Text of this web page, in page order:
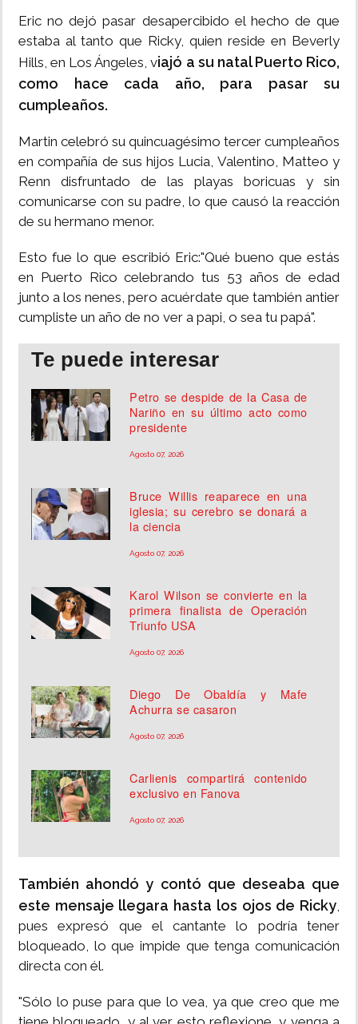
Eric no dejó pasar desapercibido el hecho de que
estaba al tanto que Ricky, quien reside en Beverly
Hills, en Los Ángeles, viajó a su natal Puerto Rico,
como hace cada año, para pasar su
cumpleaños.
Martin celebró su quincuagésimo tercer cumpleaños
en compañía de sus hijos Lucia, Valentino, Matteo y
Renn disfruntado de las playas boricuas y sin
comunicarse con su padre, lo que causó la reacción
de su hermano menor.
Esto fue lo que escribió Eric:"Qué bueno que estás
en Puerto Rico celebrando tus 53 años de edad
junto a los nenes, pero acuérdate que también antier
cumpliste un año de no ver a papi, o sea tu papá".
Te puede interesar
Petro se despide de la Casa de
Nariño en su último acto como
presidente
Agosto 07, 2026
Bruce Willis reaparece en una
iglesia; su cerebro se donará a
la ciencia
Agosto 07, 2026
Karol Wilson se convierte en la
primera finalista de Operación
Triunfo USA
Agosto 07, 2026
Diego De Obaldía y Mafe
Achurra se casaron
Agosto 07, 2026
Carlienis compartirá contenido
exclusivo en Fanova
Agosto 07, 2026
También ahondó y contó que deseaba que
este mensaje llegara hasta los ojos de Ricky,
pues expresó que el cantante lo podría tener
bloqueado, lo que impide que tenga comunicación
directa con él.
"Sólo lo puse para que lo vea, ya que creo que me